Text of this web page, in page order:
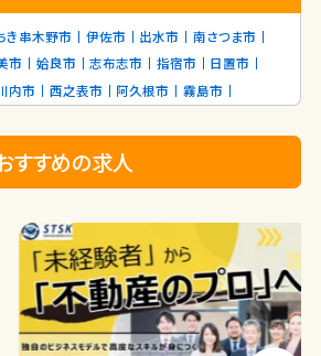
き串木野市 伊佐市 出水市
南さつま市
市 姶良市 志布志市 指宿市
日置市
内市 西之表市 阿久根市 霧島市
すすめの求人